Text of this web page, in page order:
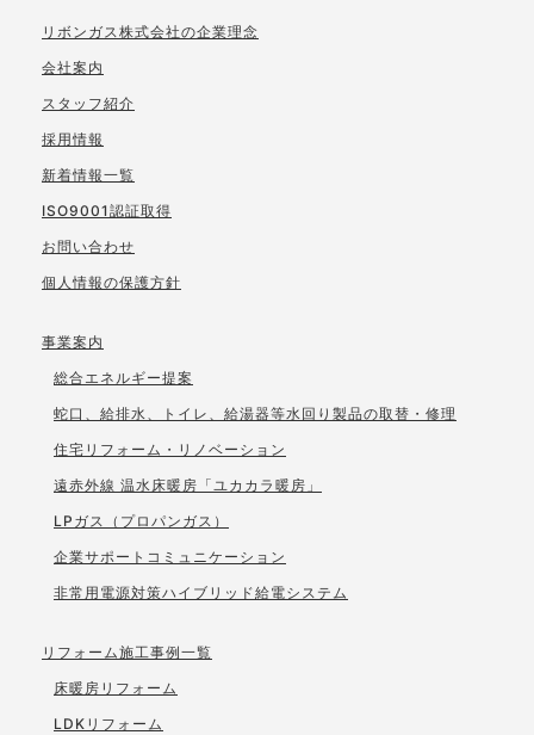
リボンガス株式会社の企業理念
会社案内
スタッフ紹介
採用情報
新着情報一覧
ISO9001認証取得
お問い合わせ
個人情報の保護方針
事業案内
総合エネルギー提案
蛇口、給排水、トイレ、給湯器等水回り製品の取替・修理
住宅リフォーム・リノベーション
遠赤外線 温水床暖房「ユカカラ暖房」
LPガス（プロパンガス）
企業サポートコミュニケーション
非常用電源対策ハイブリッド給電システム
リフォーム施工事例一覧
床暖房リフォーム
LDKリフォーム